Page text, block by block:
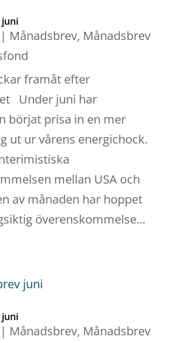
Månadsbrev, Månadsbrev
framåt efter
Under juni har
börjat prisa in en mer
ut ur vårens energichock.
mellan USA och
av månaden har hoppet
överenskommelse...
Månadsbrev, Månadsbrev